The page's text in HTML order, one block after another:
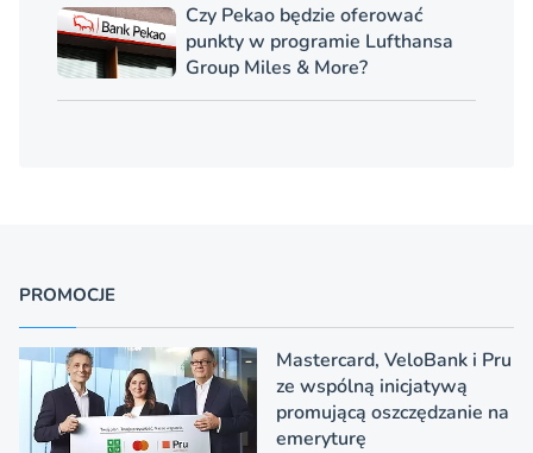
Czy Pekao będzie oferować
punkty w programie Lufthansa
Group Miles & More?
PROMOCJE
Mastercard, VeloBank i Pru
ze wspólną inicjatywą
promującą oszczędzanie na
emeryturę